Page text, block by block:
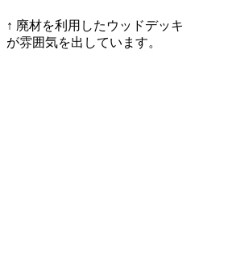
↑ 廃材を利用したウッドデッキ
が雰囲気を出しています。